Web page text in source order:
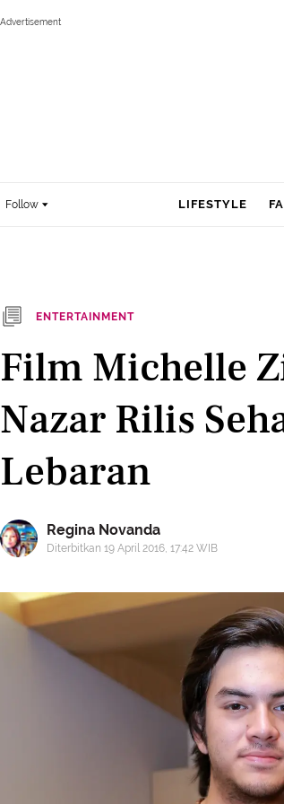
Follow LIFESTYLE
ENTERTAINMENT
Film Michelle
Nazar Rilis
Lebaran
Regina Novanda
Diterbitkan 19 April 2016, 17:42 WIB